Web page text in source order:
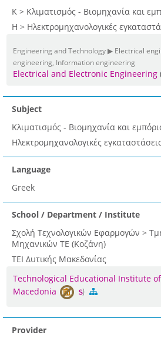
Κ > Κλιματισμός - Βιομηχανία και
Η > Ηλεκτρομηχανολογικές
Engineering and Technology ▶ Electrical
engineering, Information engineering
Electrical and Electronic Engineering
Subject
Κλιματισμός - Βιομηχανία και
Ηλεκτρομηχανολογικές
Language
Greek
School / Department / Institute
Σχολή Τεχνολογικών Εφαρμογών >
Μηχανικών ΤΕ (Κοζάνη)
ΤΕΙ Δυτικής Μακεδονίας
Technological Educational Institute
Macedonia
Provider